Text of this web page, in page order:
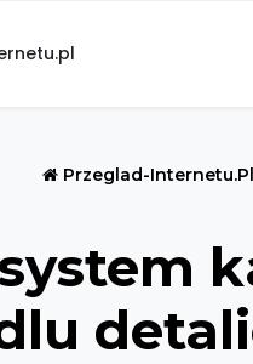
Przeglad-Internetu.pl